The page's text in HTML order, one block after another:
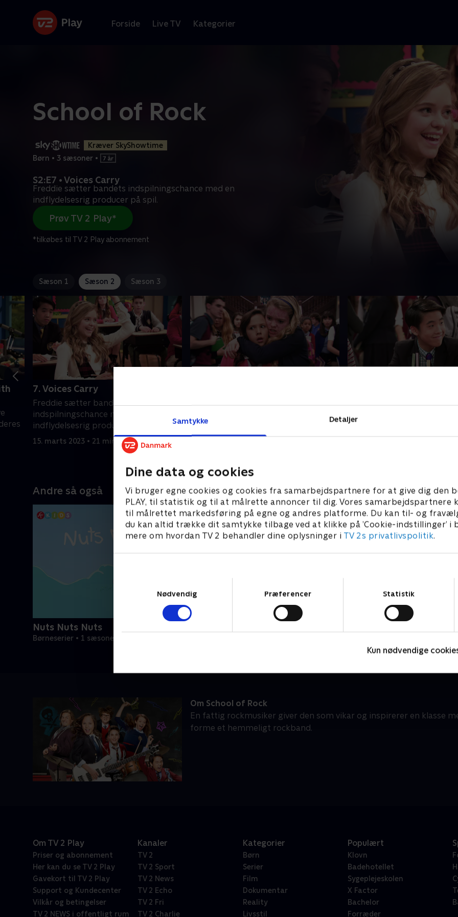
Samtykke Detaljer
Dine data og cookies
Vi bruger egne cookies og cookies fra samarbejdspartnere for at give dig den
PLAY, til statistik og til at målrette annoncer til dig. Vores samarbejdspartnere
til målrettet markedsføring på egne og andres platforme. Du kan til- og
du kan altid trække dit samtykke tilbage ved at klikke på ’Cookie-indstillinger’ i
mere om hvordan TV 2 behandler dine oplysninger i TV 2s privatlivspolitik.
Nødvendig
Præferencer Statistik
Kun nødvendige
Forside Live TV Kategorier
School of Rock
Kræver SkyShowtime
Børn • 3 sæsoner •
S2:E7 • Voices Carry
Freddie sætter bandets indspilningschance med en
indflydelsesrig producer på spil.
Prøv TV 2 Play*
*tilkøbes til TV 2 Play abonnement
Sæson 1 Sæson 2 Sæson 3
7. Voices Carry
Freddie sætter bandets
indspilningschance med en
indflydelsesrig producer på spil.
15. marts 2023 • 21 min
Summer bliver hypnotiseret til at
rektor Mullins.
pludselig i konkurrence med
Justins food truck.
Andre så også
Nuts Nuts Nuts
Børneserier • 1 sæsoner
Om School of Rock
En fattig rockmusiker giver den som vikar og inspirerer en klasse
forme et hemmeligt rockband.
Om TV 2 Play
Priser og abonnement
Her kan du se TV 2 Play
Gavekort til TV 2 Play
Support og Kundecenter
Vilkår og betingelser
TV 2 NEWS i offentligt rum
Kanaler
TV 2
TV 2 Sport
TV 2 News
TV 2 Echo
TV 2 Fri
TV 2 Charlie
Kategorier
Børn
Serier
Film
Dokumentar
Reality
Livsstil
Populært
Klovn
Badehotellet
Sygeplejeskolen
X Factor
Bachelor
Forræder